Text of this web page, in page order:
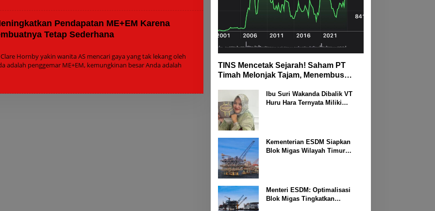
Pendapatan ME+EM Karena
Tetap Sederhana
Hornby yakin wanita AS mencari gaya yang tak lekang oleh
adalah penggemar ME+EM, kemungkinan besar Anda adalah
TINS Mencetak Sejarah! Saham PT
Timah Melonjak Tajam, Menembus
Ibu Suri Wakanda Dibalik VT
Huru Hara Ternyata Miliki
Kementerian ESDM Siapkan
Blok Migas Wilayah Timur
Menteri ESDM: Optimalisasi
Blok Migas Tingkatkan